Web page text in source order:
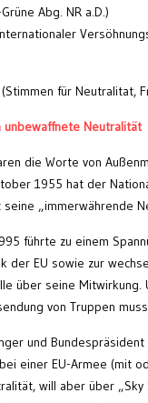
Abg. NR a.D.)
für Neutralitat,
unbewaffnete Neutralität
die Worte von
1955 hat der
„immerwährende
führte zu einem
der EU sowie zur
über seine Mitwirkung.
von Truppen
und
einer EU-Armee (mit
will aber über